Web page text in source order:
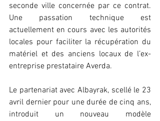
seconde ville concernée par ce contrat.
Une passation technique est
actuellement en cours avec les autorités
locales pour faciliter la récupération du
matériel et des anciens locaux de l’ex-
entreprise prestataire Averda.
Le partenariat avec Albayrak, scellé le 23
avril dernier pour une durée de cinq ans,
introduit un nouveau modèle